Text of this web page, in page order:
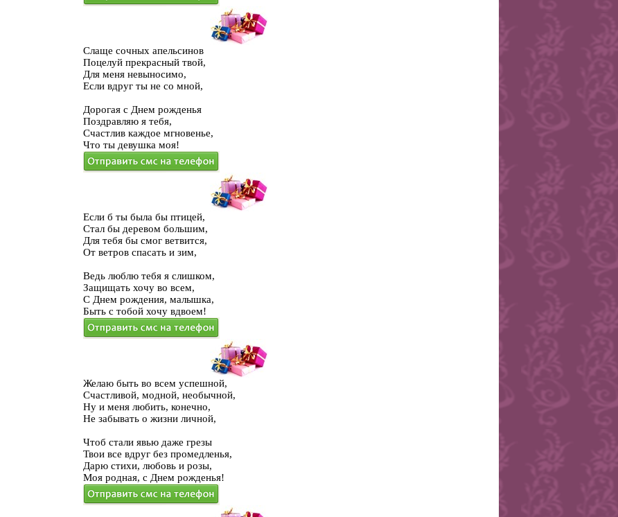
Слаще сочных апельсинов
Поцелуй прекрасный твой,
Для меня невыносимо,
Если вдруг ты не со мной,
Дорогая с Днем рожденья
Поздравляю я тебя,
Счастлив каждое мгновенье,
Что ты девушка моя!
Если б ты была бы птицей,
Стал бы деревом большим,
Для тебя бы смог ветвится,
От ветров спасать и зим,
Ведь люблю тебя я слишком,
Защищать хочу во всем,
С Днем рождения, малышка,
Быть с тобой хочу вдвоем!
Желаю быть во всем успешной,
Счастливой, модной, необычной,
Ну и меня любить, конечно,
Не забывать о жизни личной,
Чтоб стали явью даже грезы
Твои все вдруг без промедленья,
Дарю стихи, любовь и розы,
Моя родная, с Днем рожденья!